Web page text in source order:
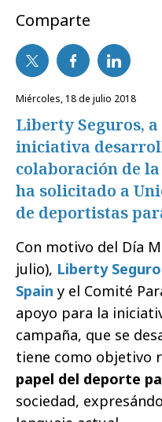
Comparte
miércoles, 18 de julio 2018
Liberty Seguros,
iniciativa
colaboración de la
ha solicitado a
de deportistas
Con motivo del Día
julio), Liberty
Spain y el Comité
apoyo para la
campaña, que se
tiene como objetivo
papel del deporte
sociedad,